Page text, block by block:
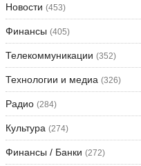
Новости (453)
Финансы (405)
Телекоммуникации (352)
Технологии и медиа (326)
Радио (284)
Культура (274)
Финансы / Банки (272)